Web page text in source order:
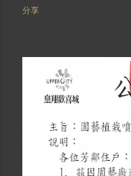
分享